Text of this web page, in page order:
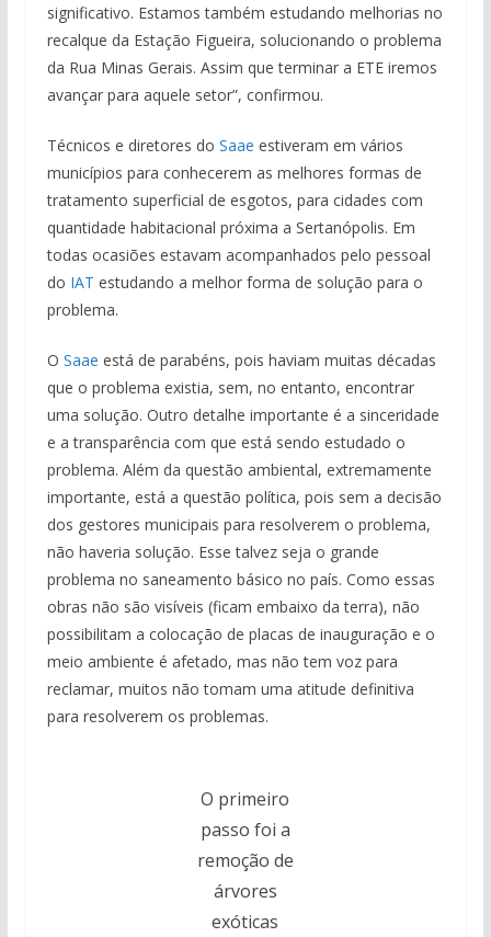
significativo. Estamos também estudando melhorias no
recalque da Estação Figueira, solucionando o problema
da Rua Minas Gerais. Assim que terminar a ETE iremos
avançar para aquele setor”, confirmou.
Técnicos e diretores do Saae estiveram em vários
municípios para conhecerem as melhores formas de
tratamento superficial de esgotos, para cidades com
quantidade habitacional próxima a Sertanópolis. Em
todas ocasiões estavam acompanhados pelo pessoal
do IAT estudando a melhor forma de solução para o
problema.
O Saae está de parabéns, pois haviam muitas décadas
que o problema existia, sem, no entanto, encontrar
uma solução. Outro detalhe importante é a sinceridade
e a transparência com que está sendo estudado o
problema. Além da questão ambiental, extremamente
importante, está a questão política, pois sem a decisão
dos gestores municipais para resolverem o problema,
não haveria solução. Esse talvez seja o grande
problema no saneamento básico no país. Como essas
obras não são visíveis (ficam embaixo da terra), não
possibilitam a colocação de placas de inauguração e o
meio ambiente é afetado, mas não tem voz para
reclamar, muitos não tomam uma atitude definitiva
para resolverem os problemas.
O primeiro
passo foi a
remoção de
árvores
exóticas